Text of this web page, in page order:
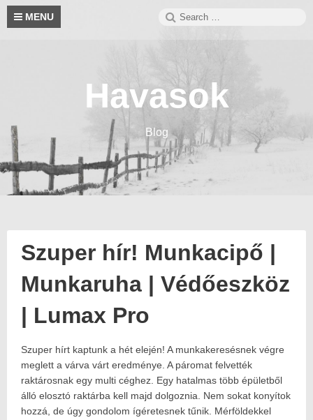
Skip
content
MENU
Search
Havasok
Blog
Szuper hír! Munkacipő |
Munkaruha | Védőeszköz
| Lumax Pro
Posted
on:
2021.09.23.
2024.01.15.
Author:
Havasokka
Szuper hírt kaptunk a hét elején! A munkakeresésnek végre
meglett a várva várt eredménye. A páromat felvették
raktárosnak egy multi céghez. Egy hatalmas több épületből
álló elosztó raktárba kell majd dolgoznia. Nem sokat konyítok
hozzá, de úgy gondolom ígéretesnek tűnik. Mérföldekkel